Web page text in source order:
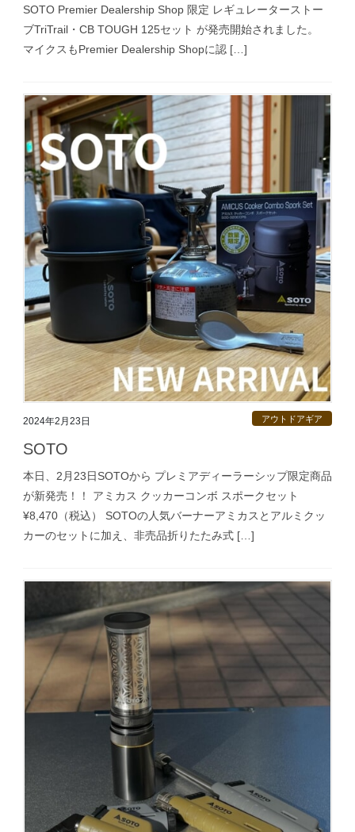
SOTO Premier Dealership Shop 限定 レギュレーターストー
ブTriTrail・CB TOUGH 125セット が発売開始されました。
マイクスもPremier Dealership Shopに認 […]
2024年2月23日 アウトドアギア
SOTO
本日、2月23日SOTOから プレミアディーラーシップ限定商品
が新発売！！ アミカス クッカーコンボ スポークセット
¥8,470（税込） SOTOの人気バーナーアミカスとアルミクッ
カーのセットに加え、非売品折りたたみ式 […]